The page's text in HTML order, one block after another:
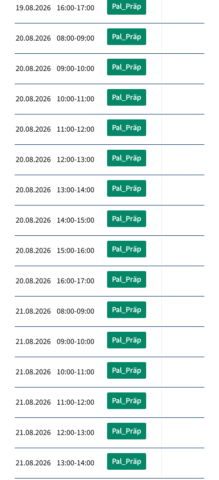
19.08.2026 16:00-17:00 Pal_Präp
20.08.2026 08:00-09:00 Pal_Präp
20.08.2026 09:00-10:00 Pal_Präp
20.08.2026 10:00-11:00 Pal_Präp
20.08.2026 11:00-12:00 Pal_Präp
20.08.2026 12:00-13:00 Pal_Präp
20.08.2026 13:00-14:00 Pal_Präp
20.08.2026 14:00-15:00 Pal_Präp
20.08.2026 15:00-16:00 Pal_Präp
20.08.2026 16:00-17:00 Pal_Präp
21.08.2026 08:00-09:00 Pal_Präp
21.08.2026 09:00-10:00 Pal_Präp
21.08.2026 10:00-11:00 Pal_Präp
21.08.2026 11:00-12:00 Pal_Präp
21.08.2026 12:00-13:00 Pal_Präp
21.08.2026 13:00-14:00 Pal_Präp